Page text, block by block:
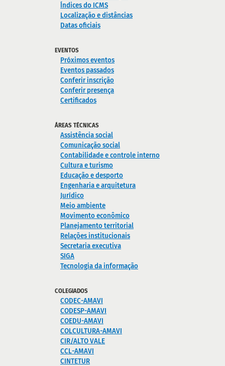
Índices do ICMS
Localização e distâncias
Datas oficiais
EVENTOS
Próximos eventos
Eventos passados
Conferir inscrição
Conferir presença
Certificados
ÁREAS TÉCNICAS
Assistência social
Comunicação social
Contabilidade e controle interno
Cultura e turismo
Educação e desporto
Engenharia e arquitetura
Jurídico
Meio ambiente
Movimento econômico
Planejamento territorial
Relações institucionais
Secretaria executiva
SIGA
Tecnologia da informação
COLEGIADOS
CODEC-AMAVI
CODESP-AMAVI
COEDU-AMAVI
COLCULTURA-AMAVI
CIR/ALTO VALE
CCL-AMAVI
CINTETUR